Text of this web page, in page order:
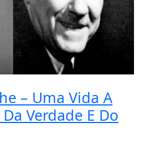
– Uma Vida A
Verdade E Do